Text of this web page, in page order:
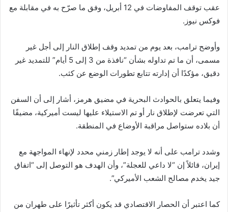
عقب توقف المفاوضات في 12 أبريل، وفق ما صرّح به في مقابلة مع
فوكس نيوز .
وأوضح ترامب، بعد يوم من تمديد وقف إطلاق النار إلى أجل غير
مسمى، أن ما تم تداوله بشأن “نافذة من 3 إلى 5 أيام” للتمديد غير
دقيق، مؤكدًا أن إدارته تتابع تطورات الوضع عن كثب.
وفيما يتعلق بالحوادث البحرية في مضيق هرمز، أشار إلى أن السفن
التي تعرضت لإطلاق نار أو تم الاستيلاء عليها ليست أميركية، مضيفًا
أن بلاده ستواصل مراقبة الأوضاع في المنطقة.
وشدد ترامب على أنه لا يوجد إطار زمني محدد لإنهاء المواجهة مع
إيران، قائلاً إن “لا داعي للعجلة”، وأن الهدف هو التوصل إلى “اتفاق
جيد يخدم مصالح الشعب الأميركي”.
كما اعتبر أن الحصار الاقتصادي قد يكون أكثر تأثيرًا على طهران من